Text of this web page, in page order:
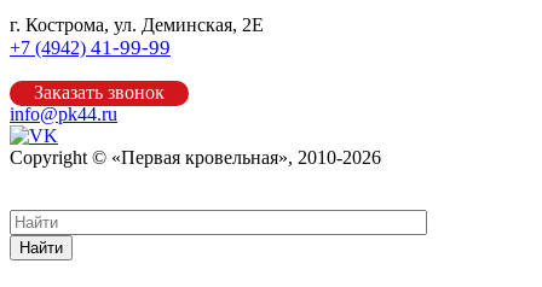
г. Кострома, ул. Деминская, 2Е
+7 (4942) 41-99-99
Заказать звонок
info@pk44.ru
Copyright © «Первая кровельная», 2010-2026
Найти